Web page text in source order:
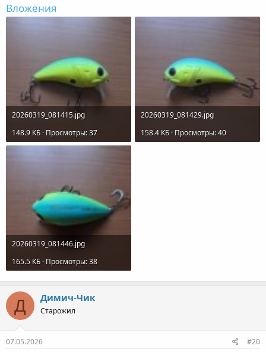
Вложения
20260319_081415.jpg
148.9 КБ · Просмотры: 37
20260319_081429.jpg
158.4 КБ · Просмотры: 40
20260319_081446.jpg
165.5 КБ · Просмотры: 38
Д Димич-Чик
Старожил
07.05.2026 #20